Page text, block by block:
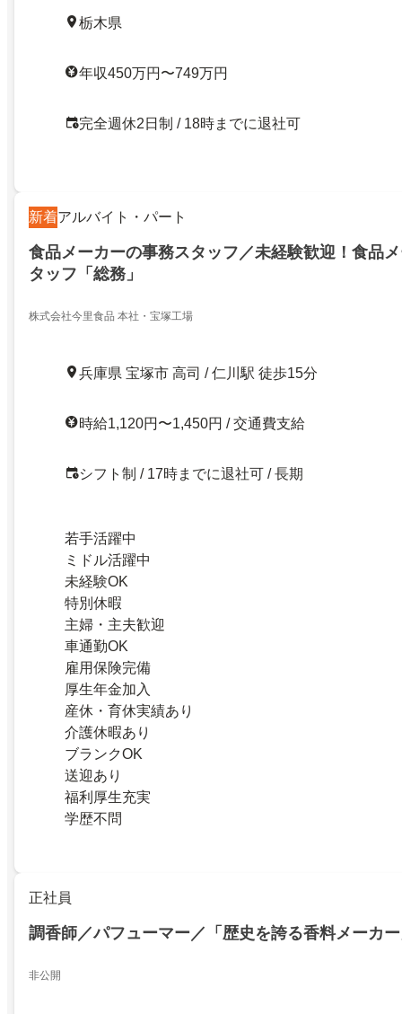
栃木県
年収450万円〜749万円
完全週休2日制 / 18時までに退社可
新着アルバイト・パート
食品メーカーの事務スタッフ／未経験歓迎！食品
タッフ「総務」
株式会社今里食品 本社・宝塚工場
兵庫県 宝塚市 高司 / 仁川駅 徒歩15分
時給1,120円〜1,450円 / 交通費支給
シフト制 / 17時までに退社可 / 長期
若手活躍中
ミドル活躍中
未経験OK
特別休暇
主婦・主夫歓迎
車通勤OK
雇用保険完備
厚生年金加入
産休・育休実績あり
介護休暇あり
ブランクOK
送迎あり
福利厚生充実
学歴不問
正社員
調香師／パフューマー／「歴史を誇る香料メーカ
非公開